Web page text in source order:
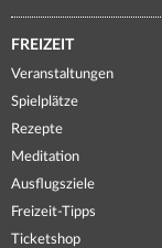
FREIZEIT
Veranstaltungen
Spielplätze
Rezepte
Meditation
Ausflugsziele
Freizeit-Tipps
Ticketshop